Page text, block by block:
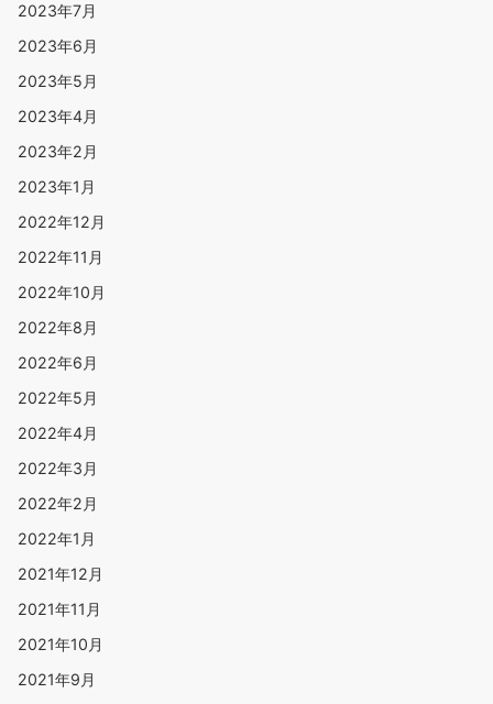
2023年7月
2023年6月
2023年5月
2023年4月
2023年2月
2023年1月
2022年12月
2022年11月
2022年10月
2022年8月
2022年6月
2022年5月
2022年4月
2022年3月
2022年2月
2022年1月
2021年12月
2021年11月
2021年10月
2021年9月